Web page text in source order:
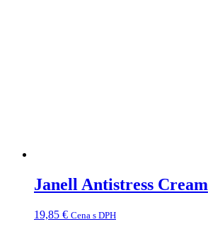
Janell Antistress Cream
19,85 € Cena s DPH